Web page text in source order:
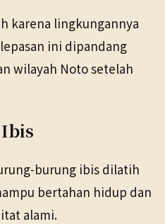
karena lingkungannya
ini dipandang
wilayah Noto setelah
burung ibis dilatih
bertahan hidup dan
alami.